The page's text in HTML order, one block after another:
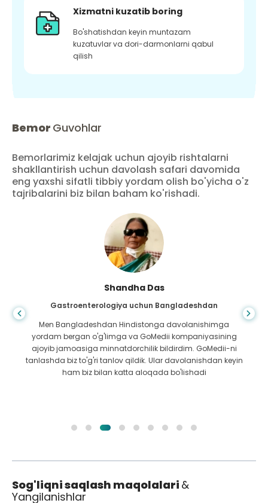
Xizmatni kuzatib boring
Bo'shatishdan keyin muntazam
kuzatuvlar va dori-darmonlarni qabul
qilish
Bemor Guvohlar
Bemorlarimiz kelajak uchun ajoyib rishtalarni
shakllantirish uchun davolash safari davomida
eng yaxshi sifatli tibbiy yordam olish bo'yicha o'z
tajribalarini biz bilan baham ko'rishadi.
Shandha Das
Gastroenterologiya uchun Bangladeshdan
Men Bangladeshdan Hindistonga davolanishimga
yordam bergan o'g'limga va GoMedii kompaniyasining
ajoyib jamoasiga minnatdorchilik bildirdim. GoMedii-ni
tanlashda biz to'g'ri tanlov qildik. Ular davolanishdan keyin
ham biz bilan katta aloqada bo'lishadi
Sog'liqni saqlash maqolalari &
Yangilanishlar